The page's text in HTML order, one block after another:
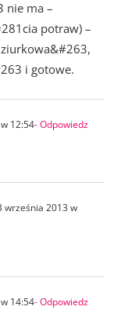
nie ma –
potraw) –
i gotowe.
12:54- Odpowiedz
września 2013 w
14:54- Odpowiedz